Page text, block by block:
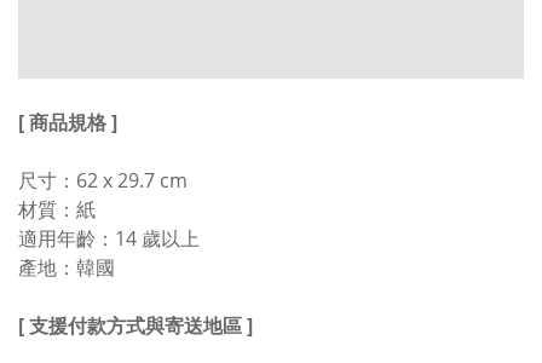
[ 商品規格 ]
尺寸：62 x 29.7 cm
材質：紙
適用年齡：14 歲以上
產地：韓國
[ 支援付款方式與寄送地區 ]